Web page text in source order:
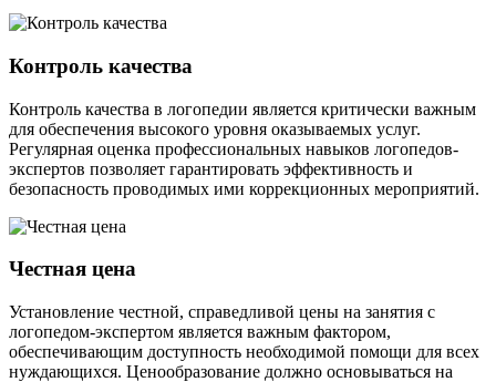
Контроль качества
Контроль качества в логопедии является критически важным
для обеспечения высокого уровня оказываемых услуг.
Регулярная оценка профессиональных навыков логопедов-
экспертов позволяет гарантировать эффективность и
безопасность проводимых ими коррекционных мероприятий.
Честная цена
Установление честной, справедливой цены на занятия с
логопедом-экспертом является важным фактором,
обеспечивающим доступность необходимой помощи для всех
нуждающихся. Ценообразование должно основываться на